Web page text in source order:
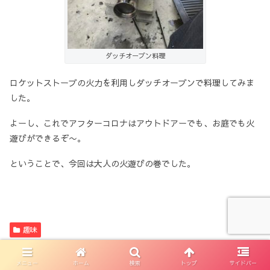
ダッチオーブン料理
ロケットストーブの火力を利用しダッチオーブンで料理してみま
した。
よーし、これでアフターコロナはアウトドアーでも、お庭でも火
遊びができるぞ〜。
ということで、今回は大人の火遊びの巻でした。
趣味
akaonihikone
メニュー ホーム 検索 トップ サイドバー